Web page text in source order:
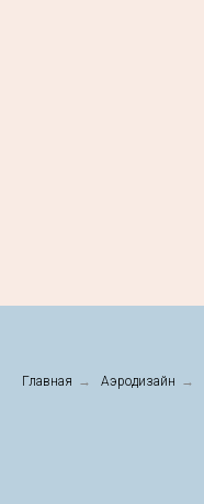
Главная → Аэродизайн →